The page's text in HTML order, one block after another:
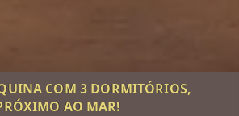
COM 3 DORMITÓRIOS,
AO MAR!